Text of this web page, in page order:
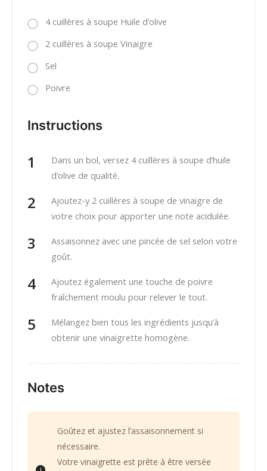
4 cuillères à soupe Huile d’olive
2 cuillères à soupe Vinaigre
Sel
Poivre
Instructions
Dans un bol, versez 4 cuillères à soupe d’huile
d’olive de qualité.
Ajoutez-y 2 cuillères à soupe de vinaigre de
votre choix pour apporter une note acidulée.
Assaisonnez avec une pincée de sel selon votre
goût.
Ajoutez également une touche de poivre
fraîchement moulu pour relever le tout.
Mélangez bien tous les ingrédients jusqu’à
obtenir une vinaigrette homogène.
Notes
Goûtez et ajustez l’assaisonnement si
nécessaire.
Votre vinaigrette est prête à être versée